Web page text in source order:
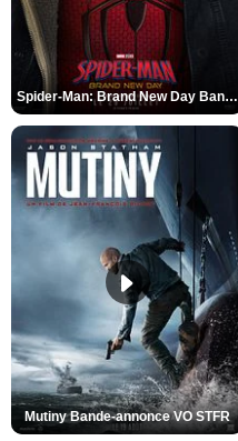
Spider-Man: Brand New Day Bande-annonce VO STFR
Mutiny Bande-annonce VO STFR